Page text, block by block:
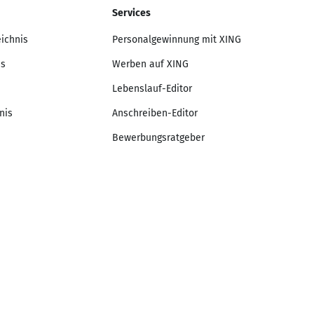
Services
Personalgewinnung mit XING
Werben auf XING
Lebenslauf-Editor
Anschreiben-Editor
Bewerbungsratgeber